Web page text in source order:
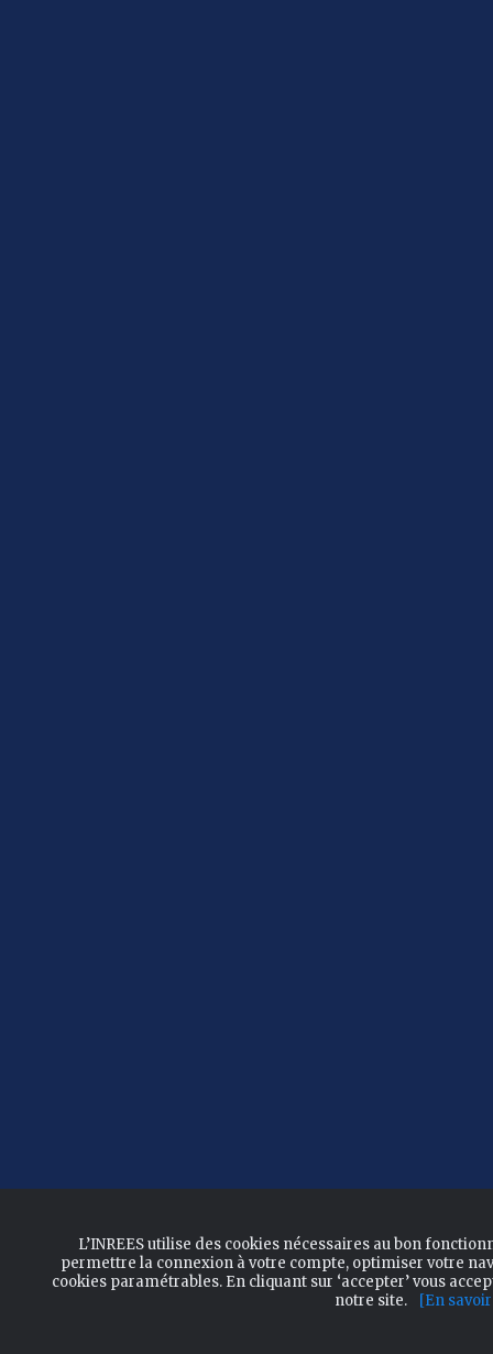
L’INREES utilise des cookies nécessaires au bon
permettre la connexion à votre compte, optimiser votre
cookies paramétrables. En cliquant sur ‘accepter’ vous
notre site.
[En